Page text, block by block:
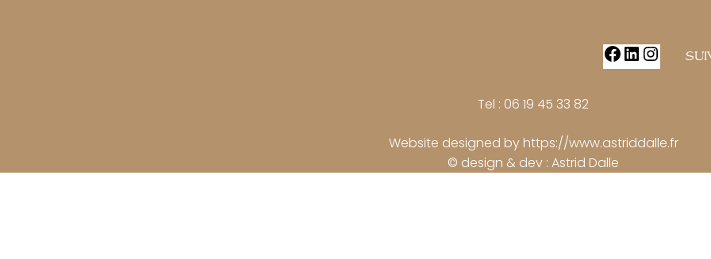
Facebook
LinkedIn
Tel : 06 19 45 33 82
Website designed by https://www.astriddalle.fr
© design & dev : Astrid Dalle